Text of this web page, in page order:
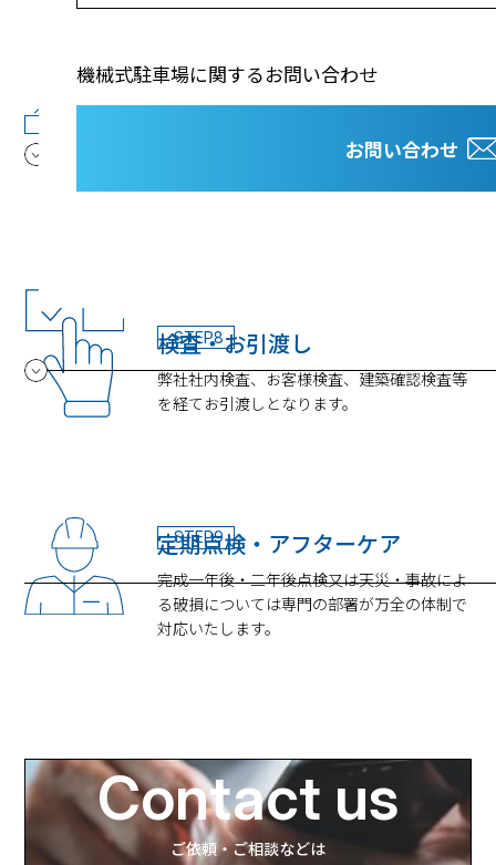
機械式駐車場に関するお問い合わせ
お問い合わせ
STEP7
施 工
工程表を基に安全に施工いたします。工事現
STEP8
検査・お引渡し
弊社社内検査、お客様検査、建築確認検査等
を経てお引渡しとなります。
STEP9
定期点検・アフターケア
完成一年後・二年後点検又は天災・事故によ
る破損については専門の部署が万全の体制で
対応いたします。
Contact us
ご依頼・ご相談などは